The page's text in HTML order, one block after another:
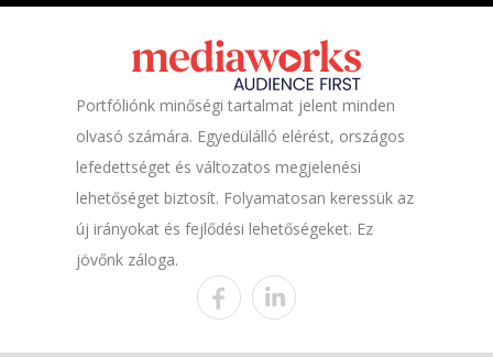
Portfóliónk minőségi tartalmat jelent minden
olvasó számára. Egyedülálló elérést, országos
lefedettséget és változatos megjelenési
lehetőséget biztosít. Folyamatosan keressük az
új irányokat és fejlődési lehetőségeket. Ez
jövőnk záloga.